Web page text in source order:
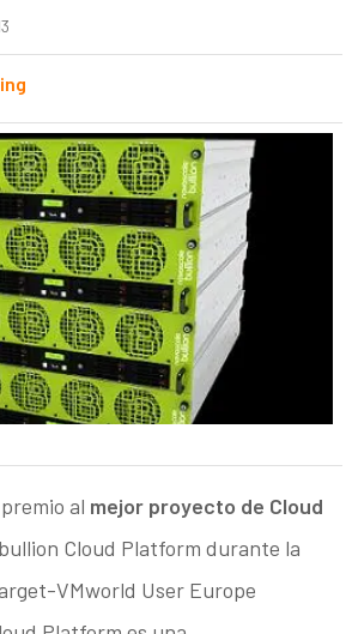
al mejor proyecto de Cloud
Cloud Platform durante la
VMworld User Europe